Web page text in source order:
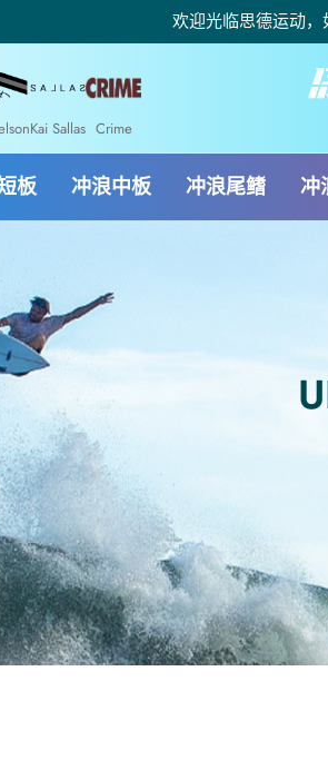
欢迎光临思德运动，
Kai Sallas Crime
板 冲浪中板 冲浪尾鳍 冲